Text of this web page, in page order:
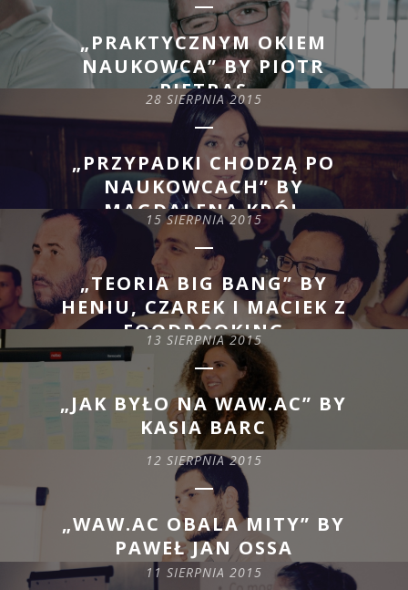
„PRAKTYCZNYM OKIEM
NAUKOWCA” BY PIOTR
PIETRAS
READ MORE
28 SIERPNIA 2015
„PRZYPADKI CHODZĄ PO
NAUKOWCACH” BY
MAGDALENA KRÓL
READ MORE
15 SIERPNIA 2015
„TEORIA BIG BANG” BY
HENIU, CZAREK I MACIEK Z
FOODBOOKING
READ MORE
13 SIERPNIA 2015
„JAK BYŁO NA WAW.AC” BY
KASIA BARC
READ MORE
12 SIERPNIA 2015
„WAW.AC OBALA MITY” BY
PAWEŁ JAN OSSA
11 SIERPNIA 2015